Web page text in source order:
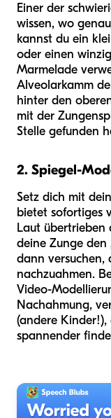
Einer der
wissen, wo
kannst du ein
oder einen
Marmelade
Alveolarkamm
hinter den
mit der
Stelle gefunden
2. Spiegel-
Setz dich mit
bietet sofortiges
Laut übertrieben
deine Zunge den
dann versuchen,
nachzuahmen.
Video-
Nachahmung,
(andere
spannender